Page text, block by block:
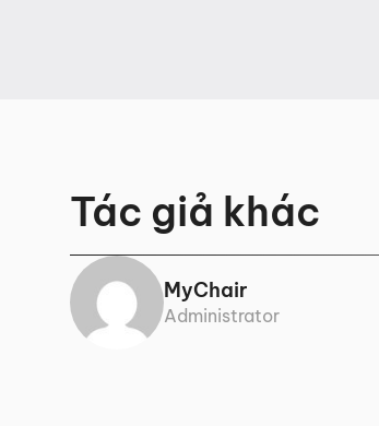
Tác giả khác
MyChair
Administrator